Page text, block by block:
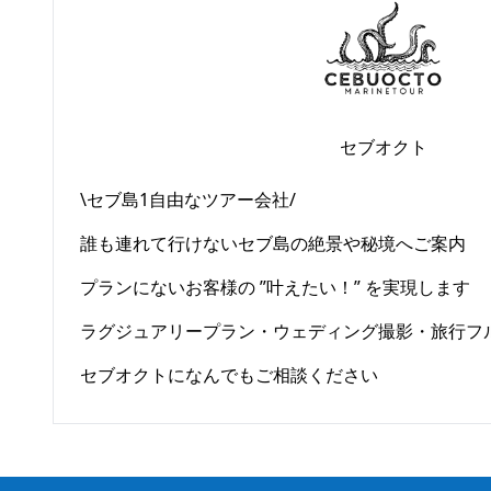
セブオクト
\セブ島1自由なツアー会社/
誰も連れて行けないセブ島の絶景や秘境へご案内
プランにないお客様の ”叶えたい！” を実現します
ラグジュアリープラン・ウェディング撮影・旅行フ
セブオクトになんでもご相談ください